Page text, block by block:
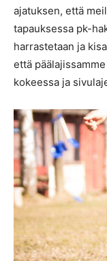
ajatuksen, että
tapauksessa pk-
harrastetaan ja
että
kokeessa ja